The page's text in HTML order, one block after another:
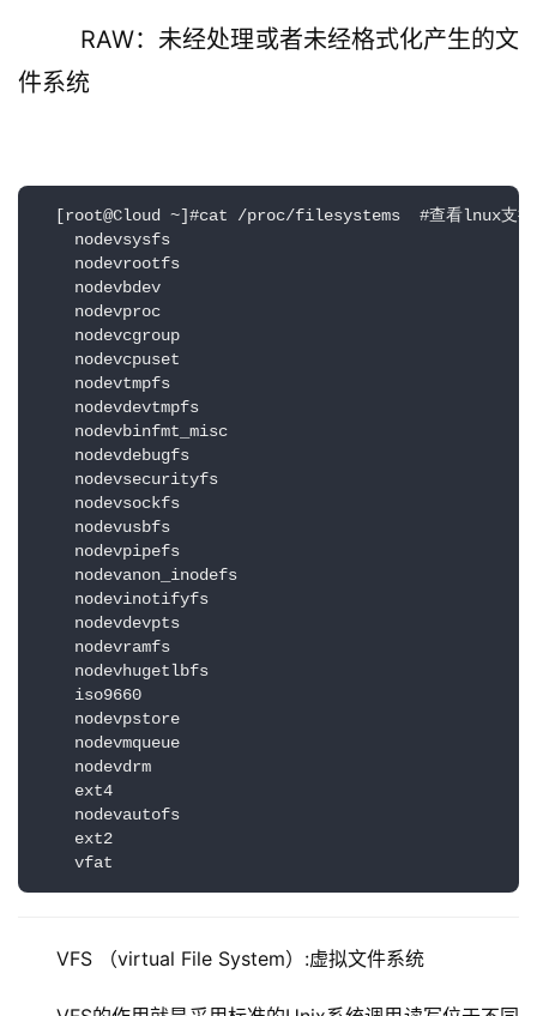
RAW：未经处理或者未经格式化产生的文
件系统
[root@Cloud ~]#cat /proc/filesystems  #查看lnux支持
nodevsysfs
nodevrootfs
nodevbdev
nodevproc
nodevcgroup
nodevcpuset
nodevtmpfs
nodevdevtmpfs
nodevbinfmt_misc
nodevdebugfs
nodevsecurityfs
nodevsockfs
nodevusbfs
nodevpipefs
nodevanon_inodefs
nodevinotifyfs
nodevdevpts
nodevramfs
nodevhugetlbfs
iso9660
nodevpstore
nodevmqueue
nodevdrm
ext4
nodevautofs
ext2
vfat
VFS （virtual File System）:虚拟文件系统